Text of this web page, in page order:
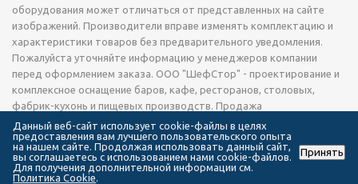
оборудования может отличаться от представленных на сайте
изображений. Производители вправе изменять комплектацию и
характеристики товаров без предварительного уведомления.
Пожалуйста уточняйте информацию у менеджеров компании
перед оформлением заказа. ООО "ШефСтор" - проектирование и
комплексное оснащение баров, кафе, ресторанов, столовых,
фабрик-кухонь и пищевых производств. Продажа
технологического теплового, холодильного и
электромеханического оборудования, запчастей, кухонной посуды
и инвентаря, а также сервировочной посуды и приборов.
Оказываем услуги по техническому обслуживанию и ремонту
Данный веб-сайт использует cookie-файлы в целях
предоставления вам лучшего пользовательского опыта
на нашем сайте. Продолжая использовать данный сайт,
вы соглашаетесь с использованием нами cookie-файлов.
Для получения дополнительной информации см.
Политика Cookie.
Принять